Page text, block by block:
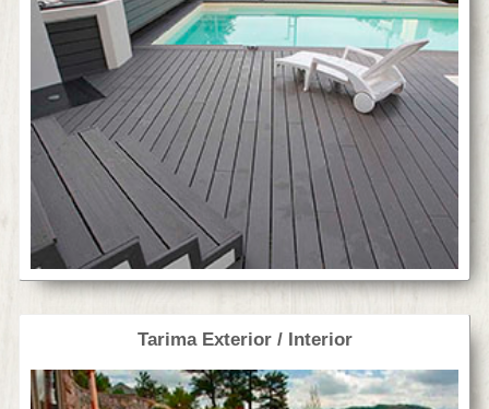
Tarima Exterior / Interior